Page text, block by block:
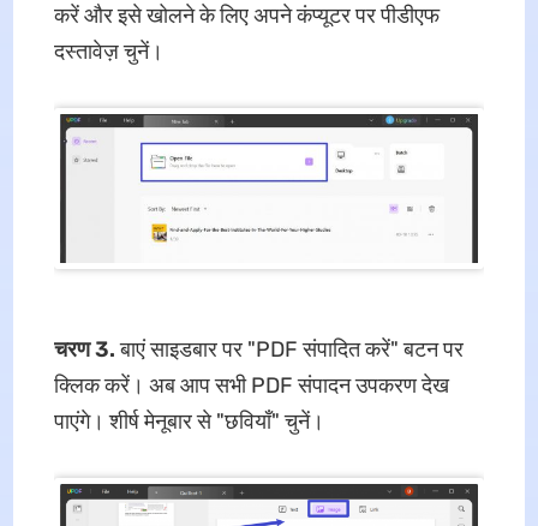
करें और इसे खोलने के लिए अपने कंप्यूटर पर पीडीएफ
दस्तावेज़ चुनें।
चरण 3.बाएं साइडबार पर "PDF संपादित करें" बटन पर
क्लिक करें। अब आप सभी PDF संपादन उपकरण देख
पाएंगे। शीर्ष मेनूबार से "छवियाँ" चुनें।